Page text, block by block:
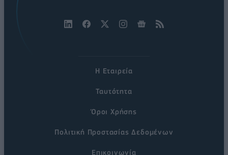
Η Εταιρεία
Ταυτότητα
Όροι Χρήσης
Πολιτική Προστασίας Δεδομένων
Επικοινωνία